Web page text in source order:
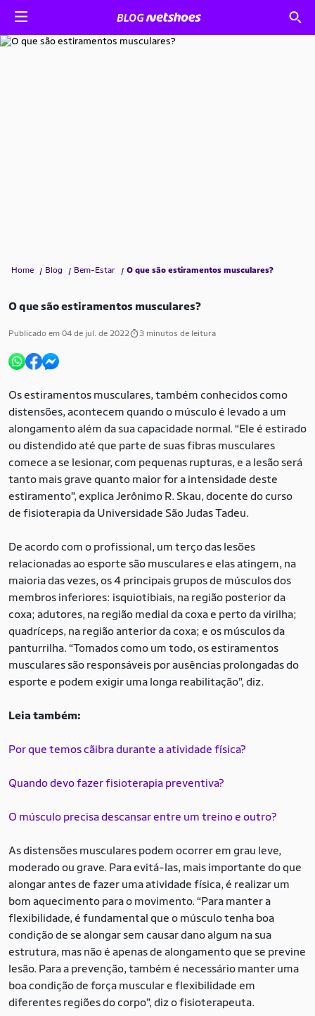
O que são estiramentos musculares?
Publicado em 04 de jul. de 2022 3 minutos de leitura
Os estiramentos musculares, também conhecidos como
distensões, acontecem quando o músculo é levado a um
alongamento além da sua capacidade normal. “Ele é estirado
ou distendido até que parte de suas fibras musculares
comece a se lesionar, com pequenas rupturas, e a lesão será
tanto mais grave quanto maior for a intensidade deste
estiramento”, explica Jerônimo R. Skau, docente do curso
de fisioterapia da Universidade São Judas Tadeu.
De acordo com o profissional, um terço das lesões
relacionadas ao esporte são musculares e elas atingem, na
maioria das vezes, os 4 principais grupos de músculos dos
membros inferiores: isquiotibiais, na região posterior da
coxa; adutores, na região medial da coxa e perto da virilha;
quadríceps, na região anterior da coxa; e os músculos da
panturrilha. “Tomados como um todo, os estiramentos
musculares são responsáveis por ausências prolongadas do
esporte e podem exigir uma longa reabilitação”, diz.
Leia também:
Por que temos cãibra durante a atividade física?
Quando devo fazer fisioterapia preventiva?
O músculo precisa descansar entre um treino e outro?
As distensões musculares podem ocorrer em grau leve,
moderado ou grave. Para evitá-las, mais importante do que
alongar antes de fazer uma atividade física, é realizar um
bom aquecimento para o movimento. “Para manter a
flexibilidade, é fundamental que o músculo tenha boa
condição de se alongar sem causar dano algum na sua
estrutura, mas não é apenas de alongamento que se previne
lesão. Para a prevenção, também é necessário manter uma
boa condição de força muscular e flexibilidade em
diferentes regiões do corpo”, diz o fisioterapeuta.
Home Blog Bem-Estar O que são estiramentos musculares?